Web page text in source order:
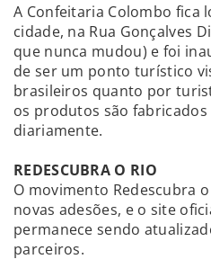
A Confeitaria Colombo fica
cidade, na Rua Gonçalves
que nunca mudou) e foi
de ser um ponto turístico
brasileiros quanto por
os produtos são
diariamente.
REDESCUBRA O RIO
O movimento Redescubra
novas adesões, e o site
permanece sendo
parceiros.